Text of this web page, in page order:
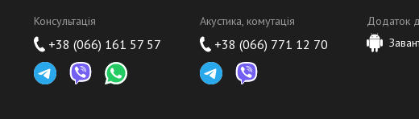
Консультація
+38 (066) 161 57 57
Акустика, комутація
+38 (066) 771 12 70
Додаток